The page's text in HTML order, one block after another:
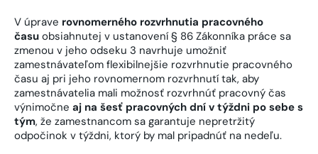
V úprave rovnomerného rozvrhnutia pracovného
času obsiahnutej v ustanovení § 86 Zákonníka práce sa
zmenou v jeho odseku 3 navrhuje umožniť
zamestnávateľom flexibilnejšie rozvrhnutie pracovného
času aj pri jeho rovnomernom rozvrhnutí tak, aby
zamestnávatelia mali možnosť rozvrhnúť pracovný čas
výnimočne aj na šesť pracovných dní v týždni po sebe s
tým, že zamestnancom sa garantuje nepretržitý
odpočinok v týždni, ktorý by mal pripadnúť na nedeľu.